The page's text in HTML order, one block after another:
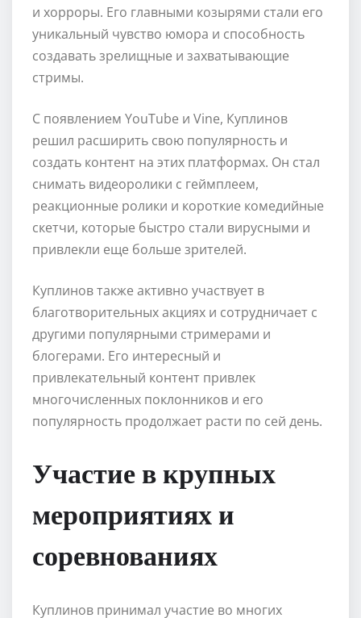
и хорроры. Его главными козырями стали его
уникальный чувство юмора и способность
создавать зрелищные и захватывающие
стримы.
С появлением YouTube и Vine, Куплинов
решил расширить свою популярность и
создать контент на этих платформах. Он стал
снимать видеоролики с геймплеем,
реакционные ролики и короткие комедийные
скетчи, которые быстро стали вирусными и
привлекли еще больше зрителей.
Куплинов также активно участвует в
благотворительных акциях и сотрудничает с
другими популярными стримерами и
блогерами. Его интересный и
привлекательный контент привлек
многочисленных поклонников и его
популярность продолжает расти по сей день.
Участие в крупных
мероприятиях и
соревнованиях
Куплинов принимал участие во многих